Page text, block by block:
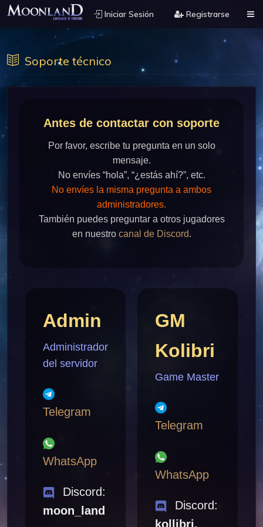
Iniciar Sesión Registrarse
Soporte técnico
Antes de contactar con soporte
Por favor, escribe tu pregunta en un solo
mensaje.
No envíes “hola”, “¿estás ahí?”, etc.
No envíes la misma pregunta a ambos
administradores.
También puedes preguntar a otros jugadores
en nuestro canal de Discord.
Admin
Administrador
del servidor
Telegram
WhatsApp
Discord:
moon_land
GM
Kolibri
Game Master
Telegram
WhatsApp
Discord:
kollibri.